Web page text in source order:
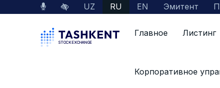
UZ RU EN Эмитент
Главное Листинг
Корпоративное
Информация о